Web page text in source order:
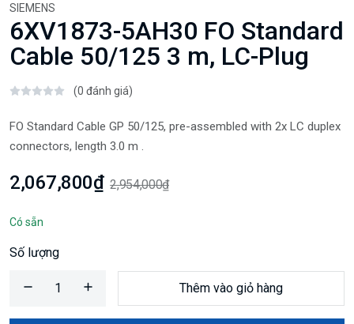
SIEMENS
6XV1873-5AH30 FO Standard
Cable 50/125 3 m, LC-Plug
(0 đánh giá)
FO Standard Cable GP 50/125, pre-assembled with 2x LC duplex
connectors, length 3.0 m .
2,067,800₫ 2,954,000₫
Có sẵn
Số lượng
Thêm vào giỏ hàng